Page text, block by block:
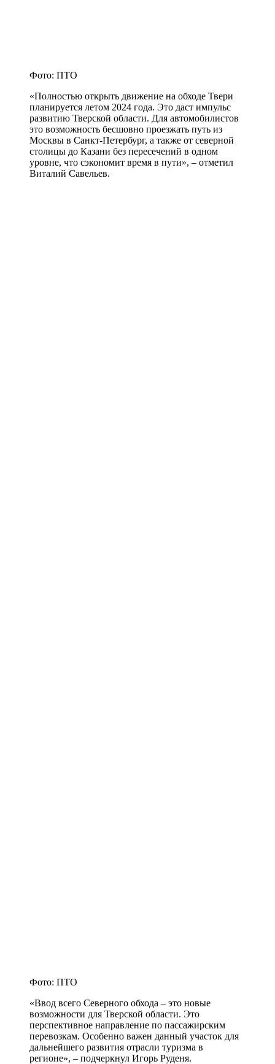
Фото: ПТО
«Полностью открыть движение на обходе Твери
планируется летом 2024 года. Это даст импульс
развитию Тверской области. Для автомобилистов
это возможность бесшовно проезжать путь из
Москвы в Санкт-Петербург, а также от северной
столицы до Казани без пересечений в одном
уровне, что сэкономит время в пути», – отметил
Виталий Савельев.
Фото: ПТО
«Ввод всего Северного обхода – это новые
возможности для Тверской области. Это
перспективное направление по пассажирским
перевозкам. Особенно важен данный участок для
дальнейшего развития отрасли туризма в
регионе», – подчеркнул Игорь Руденя.